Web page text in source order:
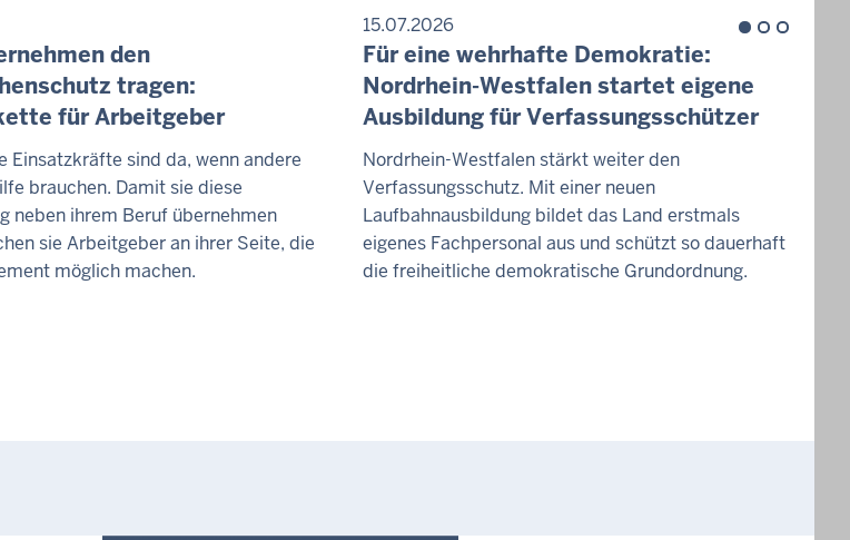
den
tragen:
für Arbeitgeber
Einsatzkräfte sind da, wenn andere
brauchen. Damit sie diese
neben ihrem Beruf übernehmen
sie Arbeitgeber an ihrer Seite, die
möglich machen.
15.07.2026
Für eine wehrhafte Demokratie:
Nordrhein-Westfalen startet eigene
Ausbildung für Verfassungsschützer
Nordrhein-Westfalen stärkt weiter den
Verfassungsschutz. Mit einer neuen
Laufbahnausbildung bildet das Land erstmals
eigenes Fachpersonal aus und schützt so dauerhaft
die freiheitliche demokratische Grundordnung.